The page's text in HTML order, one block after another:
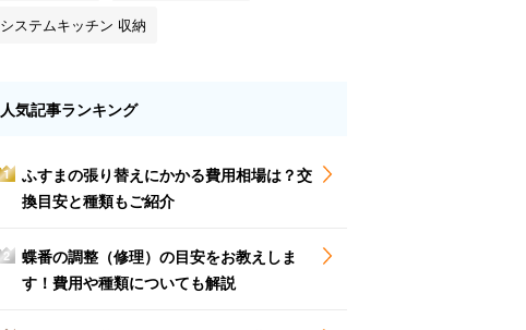
システムキッチン 収納
人気記事ランキング
1
ふすまの張り替えにかかる費用相場は？交
換目安と種類もご紹介
2
蝶番の調整（修理）の目安をお教えしま
す！費用や種類についても解説